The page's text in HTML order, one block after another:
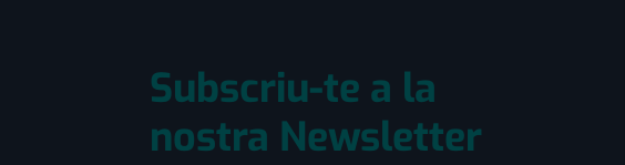
Subscriu-te a la
nostra Newsletter